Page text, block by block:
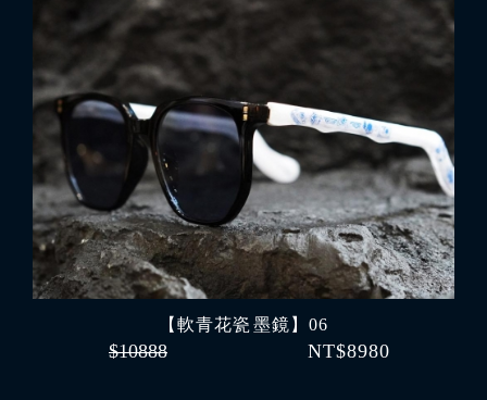
【軟青花瓷 墨鏡】06
$10888 NT$8980